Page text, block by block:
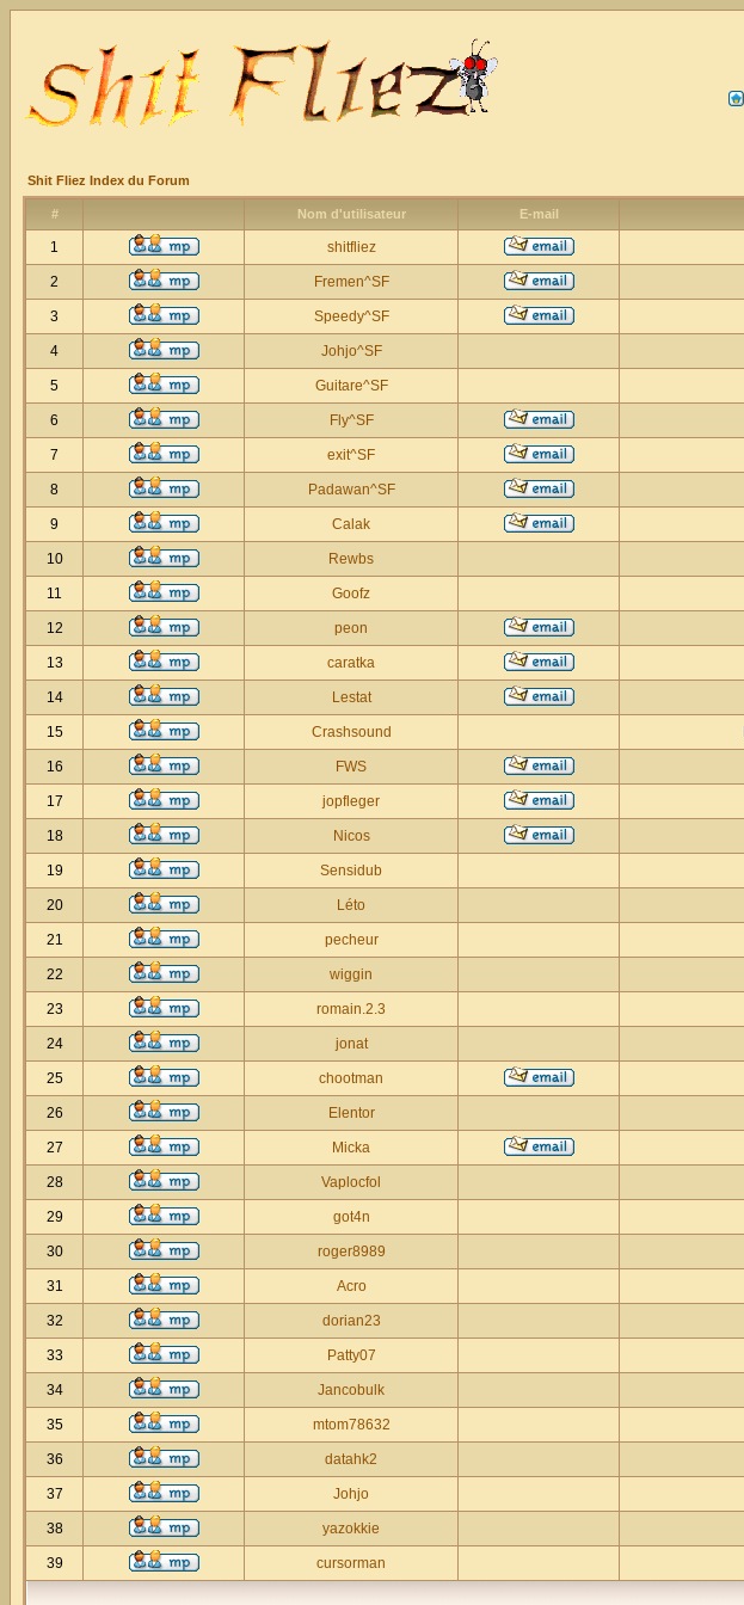
Shit Fliez Index du Forum
# Nom d'utilisateur E-mail
1 shitfliez
2 Fremen^SF
3 Speedy^SF
4 Johjo^SF
5 Guitare^SF
6 Fly^SF
7 exit^SF
8 Padawan^SF
9 Calak
10 Rewbs
11 Goofz
12 peon
13 caratka
14 Lestat
15 Crashsound
16 FWS
17 jopfleger
18 Nicos
19 Sensidub
20 Léto
21 pecheur
22 wiggin
23 romain.2.3
24 jonat
25 chootman
26 Elentor
27 Micka
28 Vaplocfol
29 got4n
30 roger8989
31 Acro
32 dorian23
33 Patty07
34 Jancobulk
35 mtom78632
36 datahk2
37 Johjo
38 yazokkie
39 cursorman